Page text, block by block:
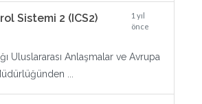
Sistemi 2 (ICS2)
1 yıl
önce
Uluslararası Anlaşmalar ve Avrupa
...